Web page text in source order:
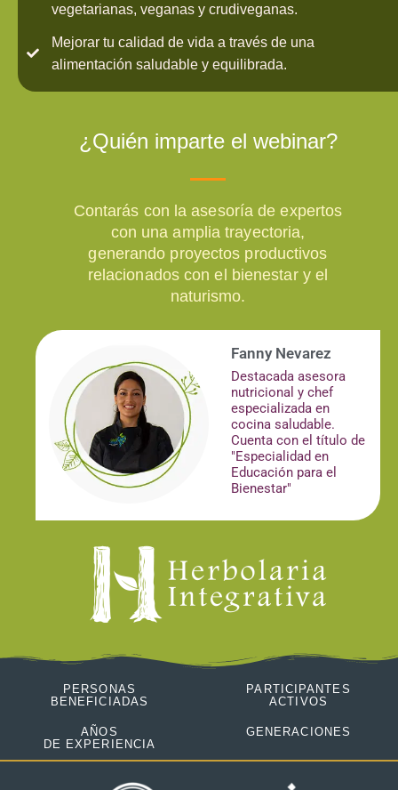
vegetarianas, veganas y crudiveganas.
Mejorar tu calidad de vida a través de una
alimentación saludable y equilibrada.
¿Quién imparte el webinar?
Contarás con la asesoría de expertos
con una amplia trayectoria,
generando proyectos productivos
relacionados con el bienestar y el
naturismo.
Fanny Nevarez
Destacada asesora
nutricional y chef
especializada en
cocina saludable.
Cuenta con el título de
"Especialidad en
Educación para el
Bienestar"
PERSONAS
BENEFICIADAS
PARTICIPANTES
ACTIVOS
AÑOS
DE EXPERIENCIA
GENERACIONES